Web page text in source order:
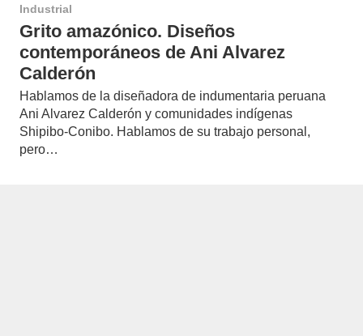
Industrial
Grito amazónico. Diseños
contemporáneos de Ani Alvarez
Calderón
Hablamos de la diseñadora de indumentaria peruana
Ani Alvarez Calderón y comunidades indígenas
Shipibo-Conibo. Hablamos de su trabajo personal,
pero…